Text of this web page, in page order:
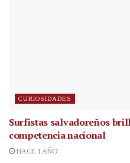
CURIOSIDADES
Surfistas salvadoreños
competencia nacional
HACE 1 AÑO